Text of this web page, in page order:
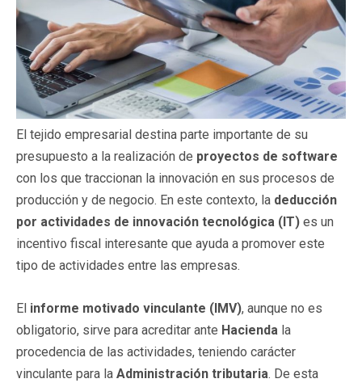
El tejido empresarial destina parte importante de su
presupuesto a la realización de proyectos de software
con los que traccionan la innovación en sus procesos de
producción y de negocio. En este contexto, la deducción
por actividades de innovación tecnológica (IT) es un
incentivo fiscal interesante que ayuda a promover este
tipo de actividades entre las empresas.
El informe motivado vinculante (IMV), aunque no es
obligatorio, sirve para acreditar ante Hacienda la
procedencia de las actividades, teniendo carácter
vinculante para la Administración tributaria. De esta